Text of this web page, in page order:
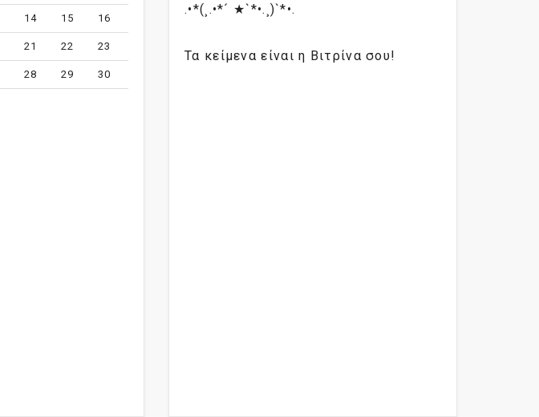
14 15 16
21 22 23
28 29 30
.•*(¸.•*´ ★`*•.¸)`*•.
Τα κείμενα είναι η Βιτρίνα σου!